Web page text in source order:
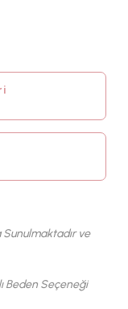
ve
Beden Seçeneği